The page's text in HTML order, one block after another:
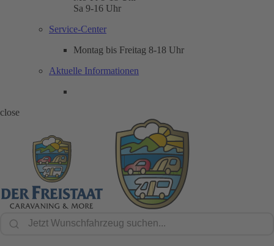
Sa 9-16 Uhr
Service-Center
Montag bis Freitag 8-18 Uhr
Aktuelle Informationen
close